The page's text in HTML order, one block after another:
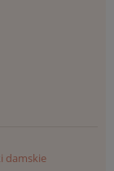
damskie